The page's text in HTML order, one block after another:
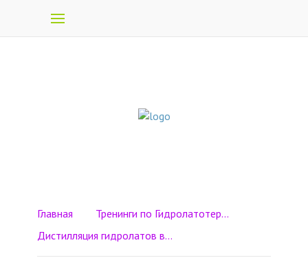
Главная
Тренинги по Гидролатотерапии
Дистилляция гидролатов в кастрюле в домашних условиях